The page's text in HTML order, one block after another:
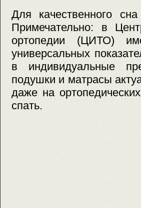
Для качественного
Примечательно: в
ортопедии (ЦИТО)
универсальных
в индивидуальные
подушки и матрасы
даже на
спать.